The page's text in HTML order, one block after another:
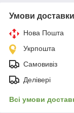
Умови доставки
Нова Пошта
Укрпошта
Самовивіз
Делівері
Всі умови